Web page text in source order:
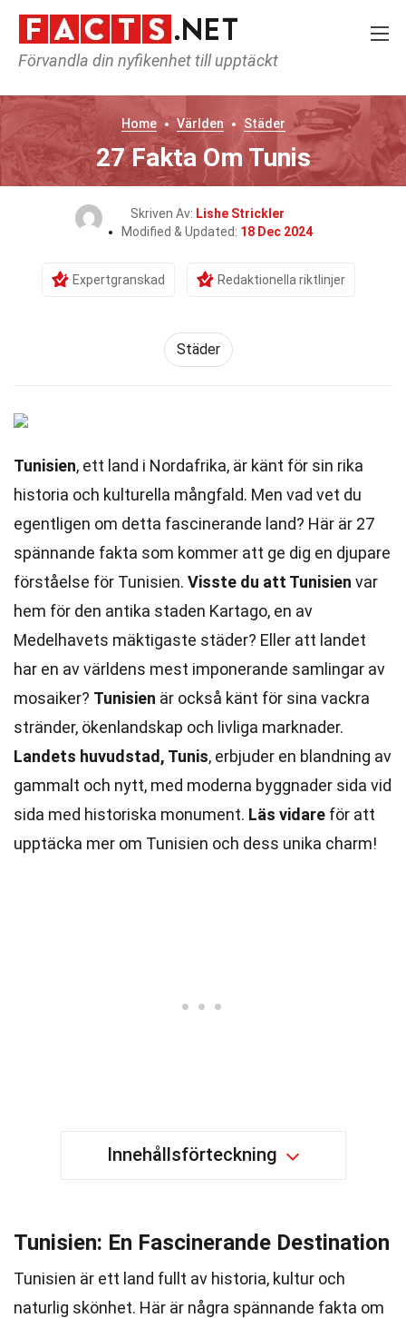
Förvandla din nyfikenhet till upptäckt
Home Världen Städer
27 Fakta Om Tunis
Skriven Av: Lishe Strickler
Modified & Updated: 18 Dec 2024
Expertgranskad Redaktionella riktlinjer
Städer
Tunisien, ett land i Nordafrika, är känt för sin rika
historia och kulturella mångfald. Men vad vet du
egentligen om detta fascinerande land? Här är 27
spännande fakta som kommer att ge dig en djupare
förståelse för Tunisien. Visste du att Tunisien var
hem för den antika staden Kartago, en av
Medelhavets mäktigaste städer? Eller att landet
har en av världens mest imponerande samlingar av
mosaiker? Tunisien är också känt för sina vackra
stränder, ökenlandskap och livliga marknader.
Landets huvudstad, Tunis, erbjuder en blandning av
gammalt och nytt, med moderna byggnader sida vid
sida med historiska monument. Läs vidare för att
upptäcka mer om Tunisien och dess unika charm!
Innehållsförteckning
Tunisien: En Fascinerande Destination
Tunisien är ett land fullt av historia, kultur och
naturlig skönhet. Här är några spännande fakta om